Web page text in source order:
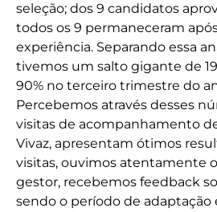
seleção; dos 9 candidatos
todos os 9 permaneceram
experiência. Separando essa
tivemos um salto gigante de
90% no terceiro trimestre do
Percebemos através desses
visitas de acompanhamento
Vivaz, apresentam ótimos
visitas, ouvimos atentamente
gestor, recebemos feedback
sendo o período de adaptação